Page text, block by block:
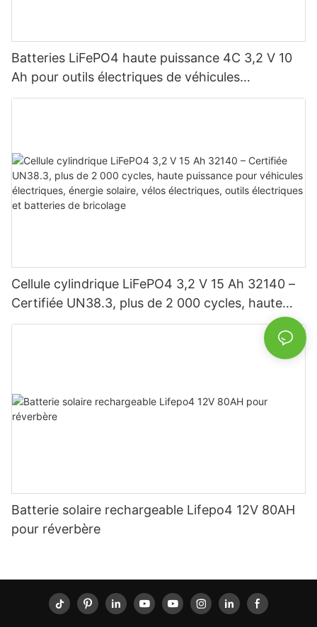
Batteries LiFePO4 haute puissance 4C 3,2 V 10
Ah pour outils électriques de véhicules
électriques
Cellule cylindrique LiFePO4 3,2 V 15 Ah 32140 –
Certifiée UN38.3, plus de 2 000 cycles, haute
puissance pour véhicules électriques, énergie
solaire, vélos électriques, outils électriques et
Batterie solaire rechargeable Lifepo4 12V 80AH
pour réverbère